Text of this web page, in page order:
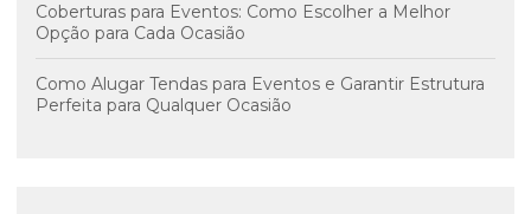
Coberturas para Eventos: Como Escolher a Melhor
Opção para Cada Ocasião
Como Alugar Tendas para Eventos e Garantir Estrutura
Perfeita para Qualquer Ocasião